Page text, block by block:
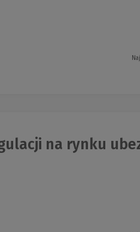
na rynku